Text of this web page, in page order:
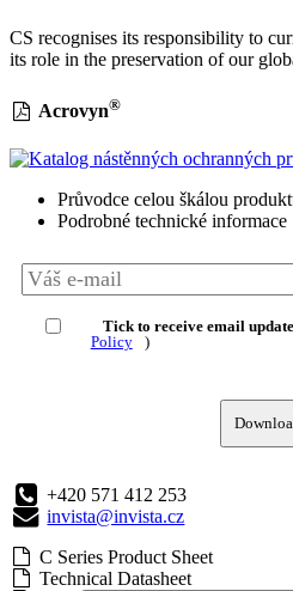
CS recognises its responsibility to
its role in the preservation of our
Acrovyn®
Průvodce celou škálou
Podrobné technické informace
Tick to receive email
Policy
)
+420 571 412 253
invista@invista.cz
C Series Product Sheet
Technical Datasheet